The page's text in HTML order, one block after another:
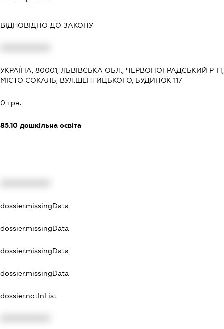
ВІДПОВІДНО ДО ЗАКОНУ
УКРАЇНА, 80001, ЛЬВІВСЬКА ОБЛ., ЧЕРВОНОГРАДСЬКИЙ Р-Н,
МІСТО СОКАЛЬ, ВУЛ.ШЕПТИЦЬКОГО, БУДИНОК 117
0 грн.
85.10дошкільна освіта
dossier.missingData
dossier.missingData
dossier.missingData
dossier.missingData
dossier.notInList